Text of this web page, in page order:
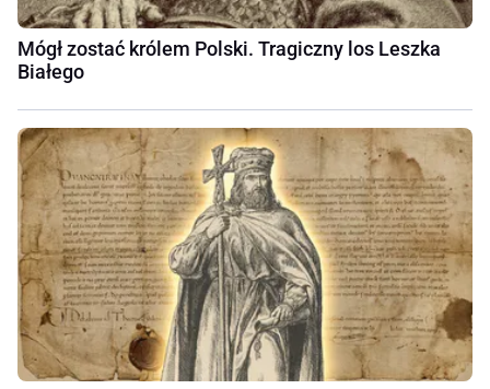
Mógł zostać królem Polski. Tragiczny los Leszka
Białego